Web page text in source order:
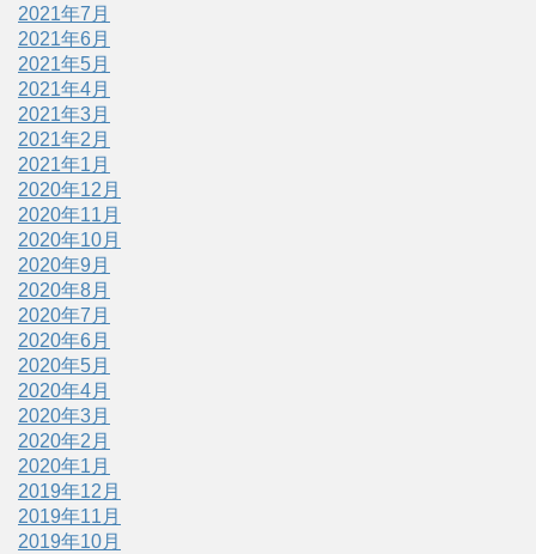
2021年7月
2021年6月
2021年5月
2021年4月
2021年3月
2021年2月
2021年1月
2020年12月
2020年11月
2020年10月
2020年9月
2020年8月
2020年7月
2020年6月
2020年5月
2020年4月
2020年3月
2020年2月
2020年1月
2019年12月
2019年11月
2019年10月